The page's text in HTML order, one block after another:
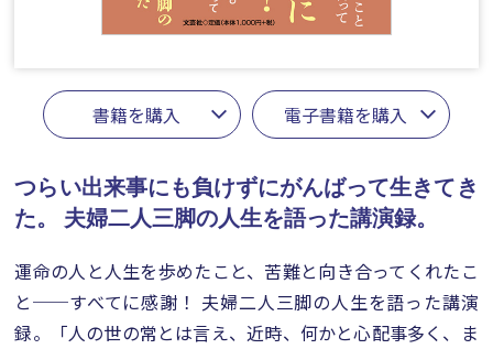
書籍を購入 電子書籍を購入
つらい出来事にも負けずにがんばって生きてき
た。
夫婦二人三脚の人生を語った講演録。
運命の人と人生を歩めたこと、苦難と向き合ってくれたこ
と──すべてに感謝！ 夫婦二人三脚の人生を語った講演
録。「人の世の常とは言え、近時、何かと心配事多く、ま